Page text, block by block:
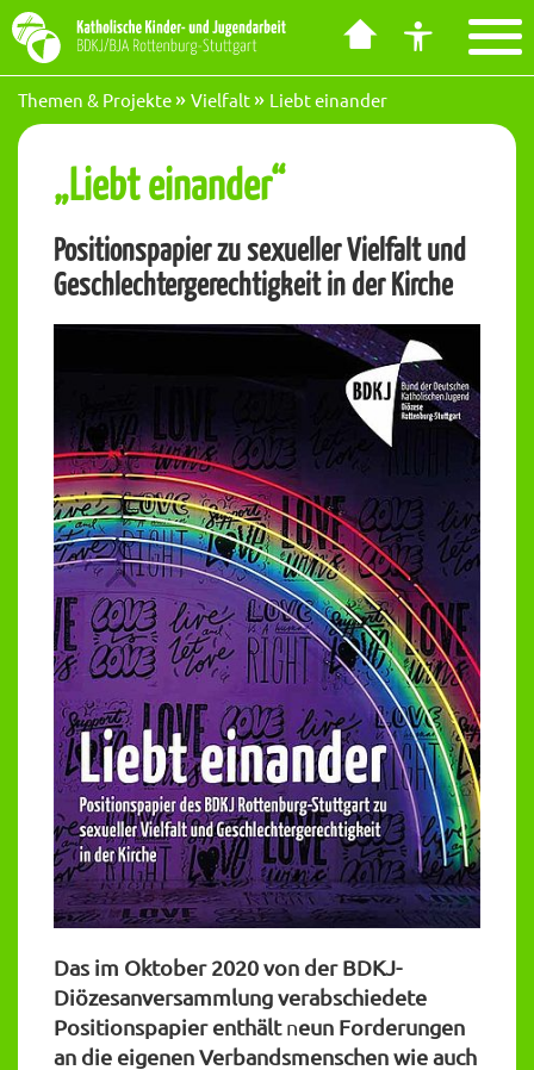
Barrierefreiheit Dashboard öffnen
Hauptnavigation anzeigen
zum Inhalt springen
Tastenkombinationen anzeigen
Themen & Projekte Vielfalt Liebt einander
„Liebt einander“
Positionspapier zu sexueller Vielfalt und
Geschlechtergerechtigkeit in der Kirche
Das im Oktober 2020 von der BDKJ-
Diözesanversammlung verabschiedete
Positionspapier enthältneun Forderungen
an die eigenen Verbandsmenschen wie auch